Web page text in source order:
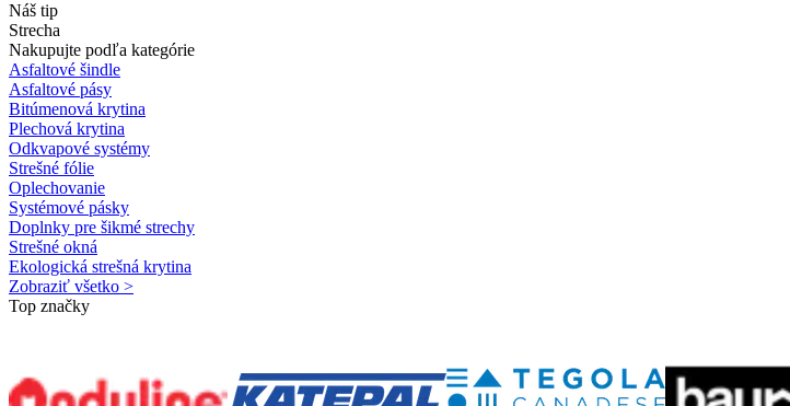
Náš tip
Strecha
Nakupujte podľa kategórie
Asfaltové šindle
Asfaltové pásy
Bitúmenová krytina
Plechová krytina
Odkvapové systémy
Strešné fólie
Oplechovanie
Systémové pásky
Doplnky pre šikmé strechy
Strešné okná
Ekologická strešná krytina
Zobraziť všetko >
Top značky